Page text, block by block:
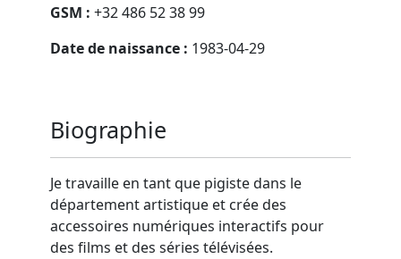
GSM : +32 486 52 38 99
Date de naissance : 1983-04-29
Biographie
Je travaille en tant que pigiste dans le
département artistique et crée des
accessoires numériques interactifs pour
des films et des séries télévisées.